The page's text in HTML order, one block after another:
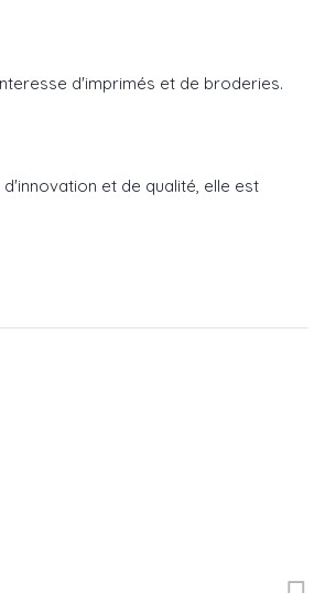
d'imprimés et de broderies.
et de qualité, elle est